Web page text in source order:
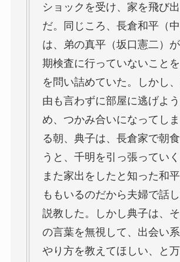
ショックを受け、家を飛び
だ。同じころ、長倉和平（中
は、弟の真平（坂口憲二）
期検査に行っていないこと
を問い詰めていた。しかし
由も言わずに部屋に逃げよ
め、つかみ合いになってし
る朝、典子は、長倉家で朝
うと、千明を引っ張ってい
また家出をしたと知った和
ももいるのだから夫婦で話
説教した。しかし典子は、
の言葉を無視して、出会い
やり方を教えてほしい、と